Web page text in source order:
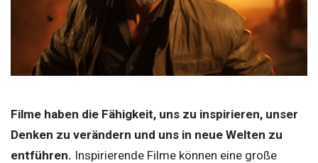
Filme haben die Fähigkeit, uns zu inspirieren, unser
Denken zu verändern und uns in neue Welten zu
entführen. Inspirierende Filme können eine große